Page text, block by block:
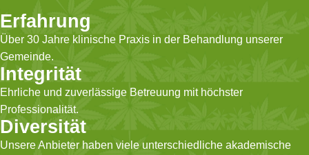
Erfahrung
Über 30 Jahre klinische Praxis in der Behandlung unserer
Gemeinde.
Integrität
Ehrliche und zuverlässige Betreuung mit höchster
Professionalität.
Diversität
Unsere Anbieter haben viele unterschiedliche akademische